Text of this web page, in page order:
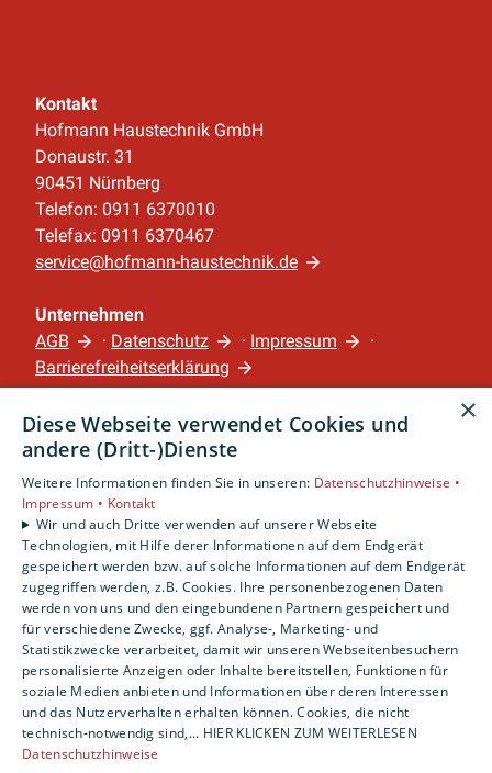
Kontakt
Hofmann Haustechnik GmbH
Donaustr. 31
90451 Nürnberg
Telefon: 0911 6370010
Telefax: 0911 6370467
service@hofmann-haustechnik.de
Unternehmen
AGB
· Datenschutz · Impressum
·
Barrierefreiheitserklärung
Leistungen
Privatkunden
Gewerbekunden
Karriere
Unternehmen
Standort
Nürnberg
×
Diese Webseite verwendet Cookies und
andere (Dritt-)Dienste
Weitere Informationen finden Sie in unseren: Datenschutzhinweise •
Impressum • Kontakt
Wir und auch Dritte verwenden auf unserer Webseite
Technologien, mit Hilfe derer Informationen auf dem Endgerät
gespeichert werden bzw. auf solche Informationen auf dem Endgerät
zugegriffen werden, z.B. Cookies. Ihre personenbezogenen Daten
werden von uns und den eingebundenen Partnern gespeichert und
für verschiedene Zwecke, ggf. Analyse-, Marketing- und
Statistikzwecke verarbeitet, damit wir unseren Webseitenbesuchern
personalisierte Anzeigen oder Inhalte bereitstellen, Funktionen für
soziale Medien anbieten und Informationen über deren Interessen
und das Nutzerverhalten erhalten können. Cookies, die nicht
technisch-notwendig sind,... HIER KLICKEN ZUM WEITERLESEN
Datenschutzhinweise